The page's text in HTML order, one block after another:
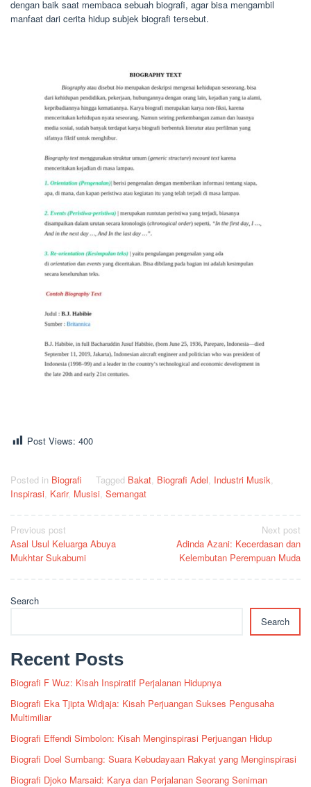
dengan baik saat membaca sebuah biografi, agar bisa mengambil
manfaat dari cerita hidup subjek biografi tersebut.
Post Views: 400
Posted in Biografi Tagged Bakat, Biografi Adel, Industri Musik,
Inspirasi, Karir, Musisi, Semangat
Post
navigation
Previous post
Asal Usul Keluarga Abuya
Mukhtar Sukabumi
Next post
Adinda Azani: Kecerdasan dan
Kelembutan Perempuan Muda
Search
Search
Recent Posts
Biografi F Wuz: Kisah Inspiratif Perjalanan Hidupnya
Biografi Eka Tjipta Widjaja: Kisah Perjuangan Sukses Pengusaha
Multimiliar
Biografi Effendi Simbolon: Kisah Menginspirasi Perjuangan Hidup
Biografi Doel Sumbang: Suara Kebudayaan Rakyat yang Menginspirasi
Biografi Djoko Marsaid: Karya dan Perjalanan Seorang Seniman